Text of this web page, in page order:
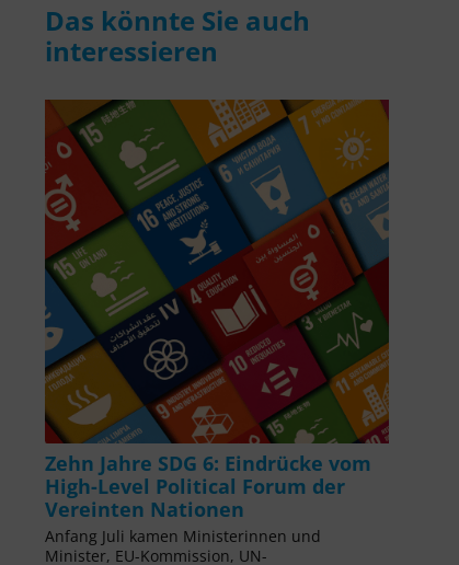
Das könnte Sie auch
interessieren
Zehn Jahre SDG 6: Eindrücke vom
High-Level Political Forum der
Vereinten Nationen
Anfang Juli kamen Ministerinnen und
Minister, EU-Kommission, UN-